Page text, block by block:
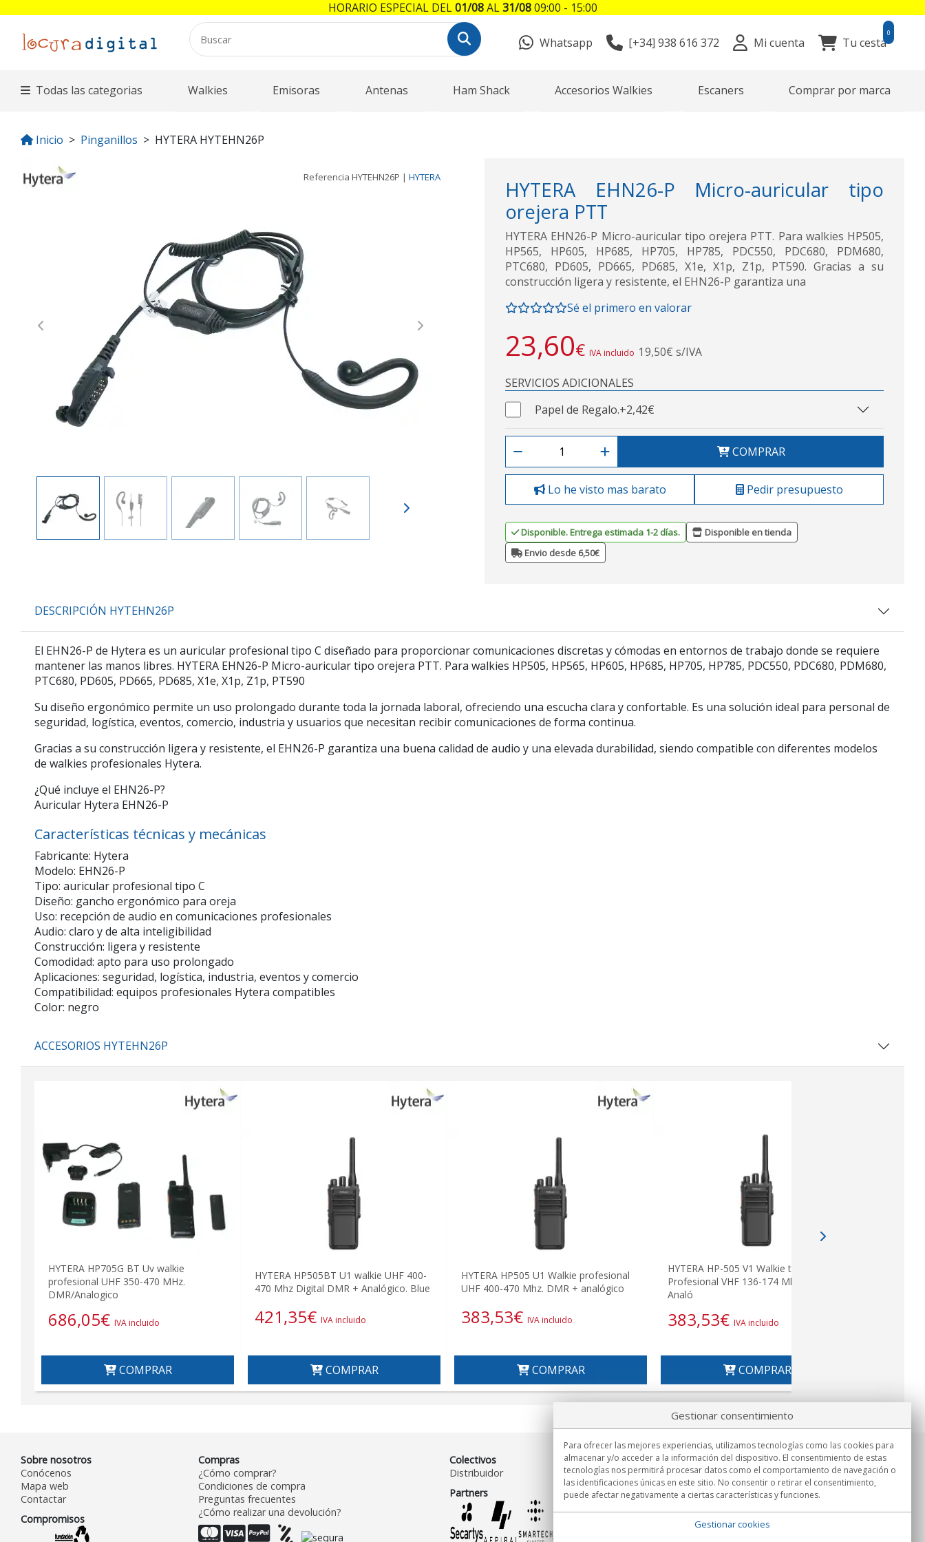
Whatsapp [+34] 938 616 372 Mi cuenta Tu cesta
0
Todas las categorias Walkies Emisoras Antenas Ham Shack Accesorios Walkies Escaners Comprar por marca
Inicio Pinganillos HYTERA HYTEHN26P
Referencia HYTEHN26P | HYTERA
Previous Next
HYTERA EHN26-P Micro-auricular tipo
orejera PTT
HYTERA EHN26-P Micro-auricular tipo orejera PTT. Para walkies HP505,
HP565, HP605, HP685, HP705, HP785, PDC550, PDC680, PDM680,
PTC680, PD605, PD665, PD685, X1e, X1p, Z1p, PT590. Gracias a su
construcción ligera y resistente, el EHN26-P garantiza una
Sé el primero en valorar
23,60€ IVA incluido 19,50€ s/IVA
SERVICIOS ADICIONALES
Papel de Regalo.+2,42€
COMPRAR
Lo he visto mas barato Pedir presupuesto
Disponible. Entrega estimada 1-2 días.
Disponible en tienda
Envio desde 6,50€
DESCRIPCIÓN HYTEHN26P
El EHN26-P de Hytera es un auricular profesional tipo C diseñado para proporcionar comunicaciones discretas y cómodas en entornos de trabajo donde se requiere
mantener las manos libres. HYTERA EHN26-P Micro-auricular tipo orejera PTT. Para walkies HP505, HP565, HP605, HP685, HP705, HP785, PDC550, PDC680, PDM680,
PTC680, PD605, PD665, PD685, X1e, X1p, Z1p, PT590
Su diseño ergonómico permite un uso prolongado durante toda la jornada laboral, ofreciendo una escucha clara y confortable. Es una solución ideal para personal de
seguridad, logística, eventos, comercio, industria y usuarios que necesitan recibir comunicaciones de forma continua.
Gracias a su construcción ligera y resistente, el EHN26-P garantiza una buena calidad de audio y una elevada durabilidad, siendo compatible con diferentes modelos
de walkies profesionales Hytera.
¿Qué incluye el EHN26-P?
Auricular Hytera EHN26-P
Características técnicas y mecánicas
Fabricante: Hytera
Modelo: EHN26-P
Tipo: auricular profesional tipo C
Diseño: gancho ergonómico para oreja
Uso: recepción de audio en comunicaciones profesionales
Audio: claro y de alta inteligibilidad
Construcción: ligera y resistente
Comodidad: apto para uso prolongado
Aplicaciones: seguridad, logística, industria, eventos y comercio
Compatibilidad: equipos profesionales Hytera compatibles
Color: negro
ACCESORIOS HYTEHN26P
HYTERA HP705G BT Uv walkie
profesional UHF 350-470 MHz.
DMR/Analogico
686,05€ IVA incluido
COMPRAR
HYTERA HP505BT U1 walkie UHF 400-
470 Mhz Digital DMR + Analógico. Blue
421,35€ IVA incluido
COMPRAR
HYTERA HP505 U1 Walkie profesional
UHF 400-470 Mhz. DMR + analógico
383,53€ IVA incluido
COMPRAR
HYTERA HP-505 V1 Walkie talkie
Profesional VHF 136-174 Mhz DMR +
Analó
383,53€ IVA incluido
COMPRAR
Sobre nosotros
Conócenos
Mapa web
Contactar
Compromisos
Compras
¿Cómo comprar?
Condiciones de compra
Preguntas frecuentes
¿Cómo realizar una devolución?
Colectivos
Distribuidor
Partners
Información
Lu.-Vi. 9:00h - 15:00h.
Entrega en
Gestionar consentimiento
Para ofrecer las mejores experiencias, utilizamos tecnologías como las cookies para
almacenar y/o acceder a la información del dispositivo. El consentimiento de estas
tecnologías nos permitirá procesar datos como el comportamiento de navegación o
las identificaciones únicas en este sitio. No consentir o retirar el consentimiento,
puede afectar negativamente a ciertas características y funciones.
Gestionar cookies
HORARIO ESPECIAL DEL01/08AL31/0809:00 - 15:00